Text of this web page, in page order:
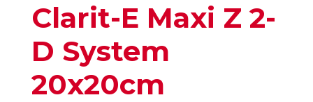
Clarit-E Maxi Z 2-
D System
20x20cm